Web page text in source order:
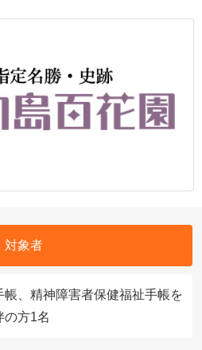
対象者
、精神障害者保健福祉手帳を
の方1名